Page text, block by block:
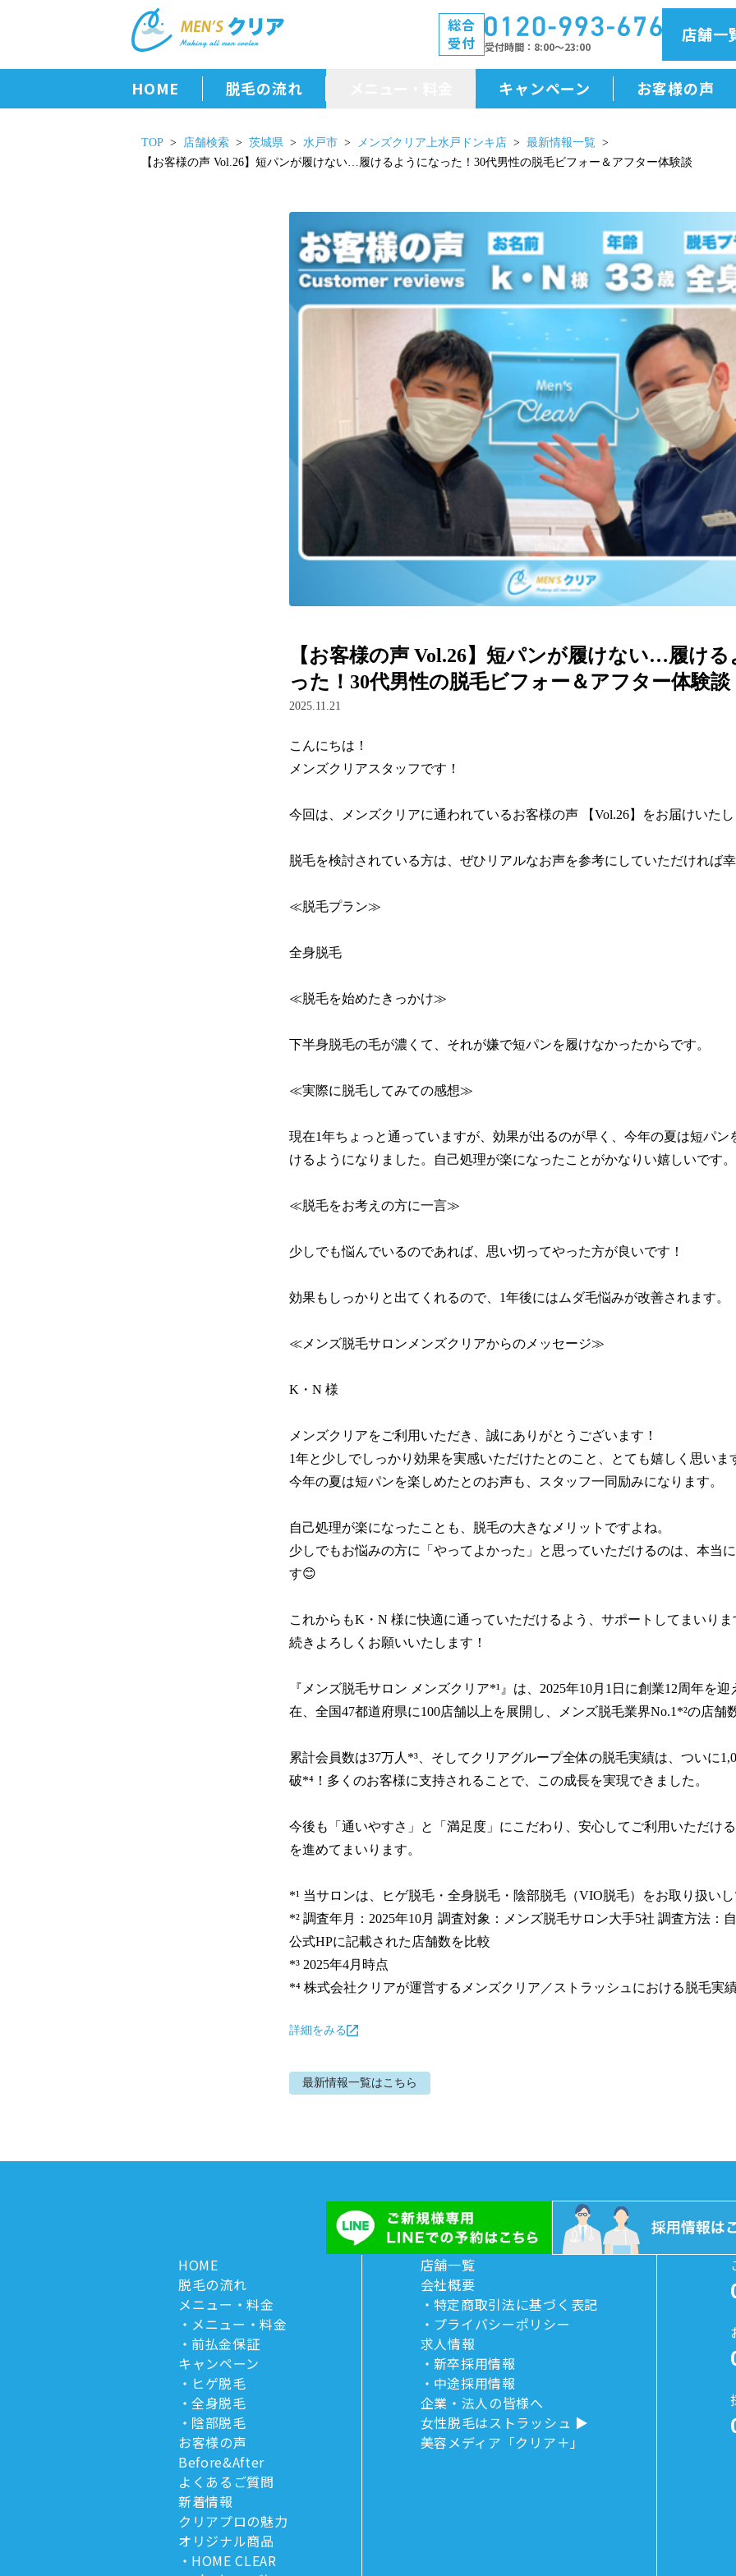
総合
受付
受付時間 8:00～23:00
店舗一
HOME 脱毛の流れ
メニュー・料金
キャンペーン お客様の声
TOP 店舗検索 茨城県 水戸市 メンズクリア上水戸ドンキ店
最新情報一覧
【お客様の声 Vol.26】短パンが履けない…履けるようになった！30代男性の脱毛ビフォー＆アフター体験談
【お客様の声 Vol.26】短パンが履けない…履け
った！30代男性の脱毛ビフォー＆アフター体験談
2025.11.21
こんにちは！
メンズクリアスタッフです！
今回は、メンズクリアに通われているお客様の声 【Vol.26】をお届けいたし
脱毛を検討されている方は、ぜひリアルなお声を参考にしていただければ幸
≪脱毛プラン≫
全身脱毛
≪脱毛を始めたきっかけ≫
下半身脱毛の毛が濃くて、それが嫌で短パンを履けなかったからです。
≪実際に脱毛してみての感想≫
現在1年ちょっと通っていますが、効果が出るのが早く、今年の夏は短パン
けるようになりました。自己処理が楽になったことがかなりい嬉しいです。
≪脱毛をお考えの方に一言≫
少しでも悩んでいるのであれば、思い切ってやった方が良いです！
効果もしっかりと出てくれるので、1年後にはムダ毛悩みが改善されます。
≪メンズ脱毛サロンメンズクリアからのメッセージ≫
K・N 様
メンズクリアをご利用いただき、誠にありがとうございます！
1年と少しでしっかり効果を実感いただけたとのこと、とても嬉しく思いま
今年の夏は短パンを楽しめたとのお声も、スタッフ一同励みになります。
自己処理が楽になったことも、脱毛の大きなメリットですよね。
少しでもお悩みの方に「やってよかった」と思っていただけるのは、本当
す😊
これからもK・N 様に快適に通っていただけるよう、サポートしてまいりま
続きよろしくお願いいたします！
『メンズ脱毛サロン メンズクリア*¹』は、2025年10月1日に創業12周年を迎
在、全国47都道府県に100店舗以上を展開し、メンズ脱毛業界No.1*²の店舗
累計会員数は37万人*³、そしてクリアグループ全体の脱毛実績は、ついに
破*⁴！多くのお客様に支持されることで、この成長を実現できました。
今後も「通いやすさ」と「満足度」にこだわり、安心してご利用いただけ
を進めてまいります。
*¹ 当サロンは、ヒゲ脱毛・全身脱毛・陰部脱毛（VIO脱毛）をお取り扱いし
*² 調査年月：2025年10月 調査対象：メンズ脱毛サロン大手5社 調査方法：
公式HPに記載された店舗数を比較
*³ 2025年4月時点
*⁴ 株式会社クリアが運営するメンズクリア／ストラッシュにおける脱毛実
詳細をみる
最新情報一覧はこちら
HOME
脱毛の流れ
メニュー・料金
メニュー・料金
前払金保証
キャンペーン
ヒゲ脱毛
全身脱毛
陰部脱毛
お客様の声
Before&After
よくあるご質問
新着情報
クリアプロの魅力
オリジナル商品
HOME CLEAR
店舗一覧
会社概要
特定商取引法に基づく表記
プライバシーポリシー
求人情報
新卒採用情報
中途採用情報
企業・法人の皆様へ
女性脱毛はストラッシュ
美容メディア「クリア＋」